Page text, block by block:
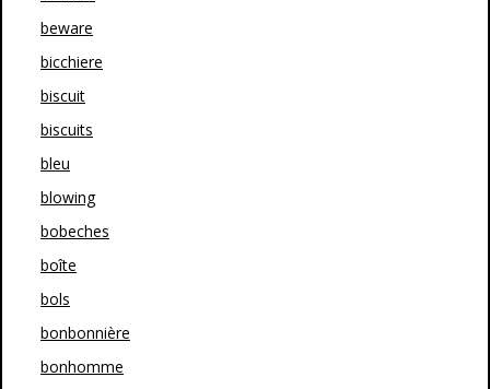
beware
bicchiere
biscuit
biscuits
bleu
blowing
bobeches
boîte
bols
bonbonnière
bonhomme